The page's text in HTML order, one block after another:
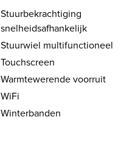
Stuurbekrachtiging
snelheidsafhankelijk
Stuurwiel multifunctioneel
Touchscreen
Warmtewerende voorruit
WiFi
Winterbanden